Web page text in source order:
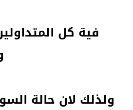
فية كل
ولذلك لان حالة